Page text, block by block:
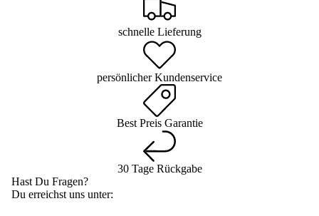
schnelle Lieferung
persönlicher Kundenservice
Best Preis Garantie
30 Tage Rückgabe
Hast Du Fragen?
Du erreichst uns unter: